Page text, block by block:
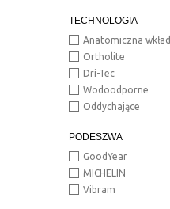
40
40,5
41
41,5
42
42,5
43,5
44
44,5
45
TECHNOLOGIA
Anatomiczna
Ortholite
Dri-Tec
Wodoodporne
Oddychające
PODESZWA
GoodYear
MICHELIN
Vibram